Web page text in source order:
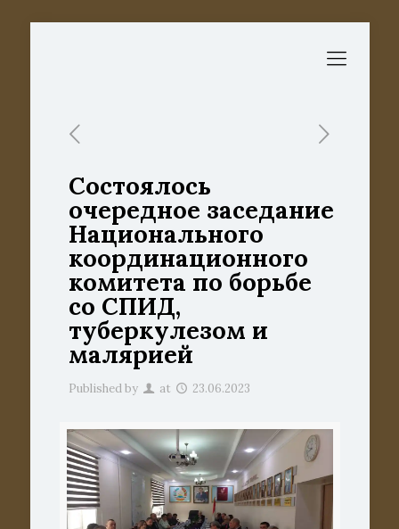
Состоялось
очередное заседание
Национального
координационного
комитета по борьбе
со СПИД,
туберкулезом и
малярией
Published by at 23.06.2023